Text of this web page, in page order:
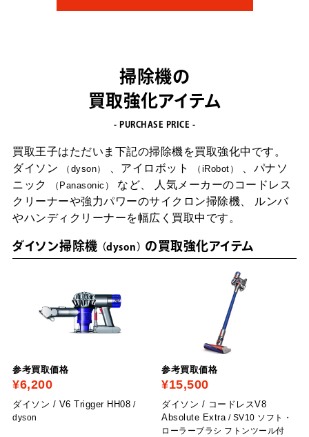
掃除機の
買取強化アイテム
- PURCHASE PRICE -
買取王子はただいま下記の掃除機を買取強化中です。
ダイソン
dyson 、アイロボット iRobot
、パナソ
ニック
Panasonic など、
人気メーカーのコードレス
クリーナーや強力パワーのサイクロン掃除機、
ルンバ
やハンディクリーナーを幅広く買取中です。
ダイソン掃除機 dyson の買取強化アイテム
参考買取価格
¥6,200
ダイソン / V6 Trigger HH08 /
dyson
参考買取価格
¥15,500
ダイソン / コードレスV8
Absolute Extra/ SV10 ソフト・
ローラーブラシ フトンツール付